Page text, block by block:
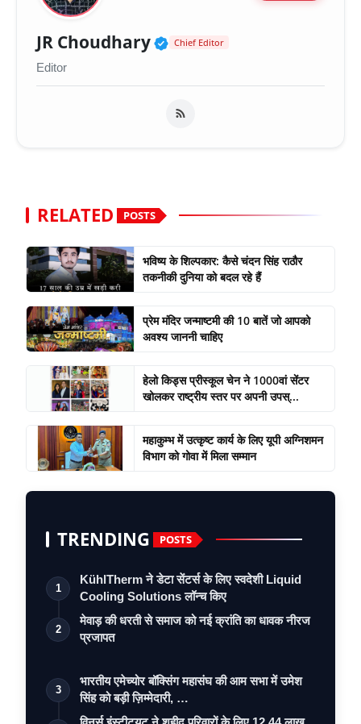
JR Choudhary Verified Public Figure
Chief Editor
Editor
RELATED POSTS
भविष्य के शिल्पकार: कैसे चंदन सिंह राठौर
तकनीकी दुनिया को बदल रहे हैं
प्रेम मंदिर जन्माष्टमी की 10 बातें जो आपको
अवश्य जाननी चाहिए
हेलो किड्स प्रीस्कूल चेन ने 1000वां सेंटर
खोलकर राष्ट्रीय स्तर पर अपनी उपस्...
महाकुम्भ में उत्कृष्ट कार्य के लिए यूपी अग्निशमन
विभाग को गोवा में मिला सम्मान
TRENDING POSTS
1
KühlTherm ने डेटा सेंटर्स के लिए स्वदेशी Liquid
Cooling Solutions लॉन्च किए
2
मेवाड़ की धरती से समाज को नई क्रांति का धावक नीरज
प्रजापत
3
भारतीय एमेच्योर बॉक्सिंग महासंघ की आम सभा में उमेश
सिंह को बड़ी ज़िम्मेदारी, …